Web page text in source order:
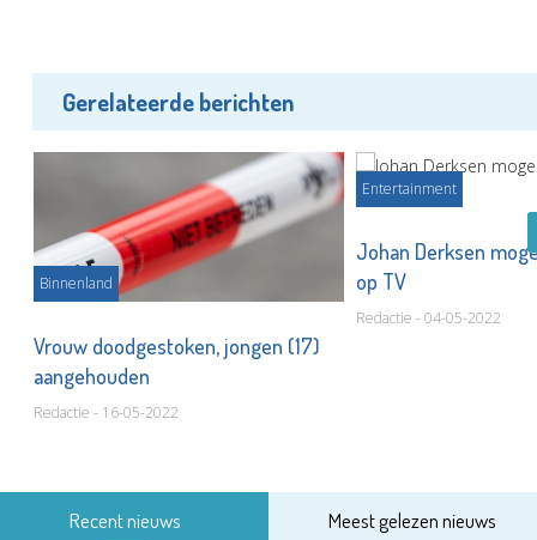
Gerelateerde berichten
Binnenland
Vrouw doodgestoken, jongen (17)
aangehouden
Redactie - 16-05-2022
Entertainment
Johan Derksen
op TV
Redactie - 04-05-2022
Recent nieuws Meest gelezen nieuws